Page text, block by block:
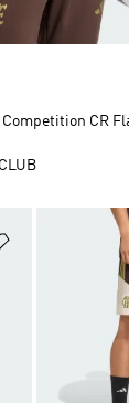
Adicionar à
CR